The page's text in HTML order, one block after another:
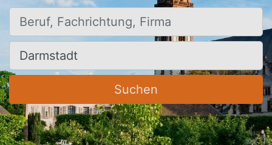
Beruf, Fachrichtung, Firma
Ort, Stadt
Suchen